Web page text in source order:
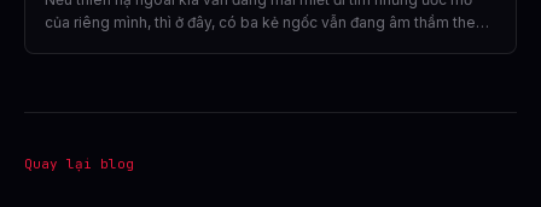
của riêng mình, thì ở đây, có ba kẻ ngốc vẫn đang âm thầm theo
Quay lại blog